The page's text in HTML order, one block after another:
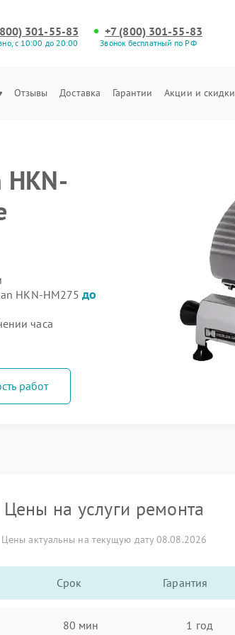
301-55-83
с 10:00 до 20:00
+7 (800) 301-55-83
Звонок бесплатный по РФ
Отзывы Доставка Гарантии Акции и скидки
HKN-
HKN-HM275до
часа
работ
Цены на услуги ремонта
Цены актуальны на текущую дату 08.08.2026
Срок Гарантия
80 мин 1 год